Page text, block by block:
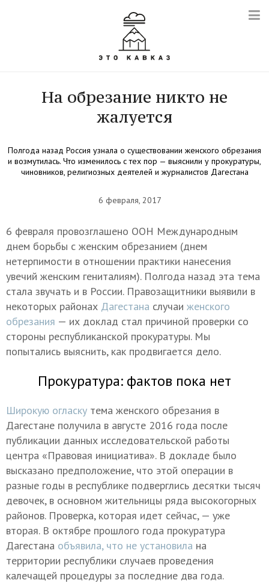
На обрезание никто не
жалуется
Полгода назад Россия узнала о существовании женского обрезания
и возмутилась. Что изменилось с тех пор — выяснили у прокуратуры,
чиновников, религиозных деятелей и журналистов Дагестана
6 февраля, 2017
6 февраля провозглашено ООН Международным
днем борьбы с женским обрезанием (днем
нетерпимости в отношении практики нанесения
увечий женским гениталиям). Полгода назад эта тема
стала звучать и в России. Правозащитники выявили в
некоторых районах Дагестана случаи женского
обрезания — их доклад стал причиной проверки со
стороны республиканской прокуратуры. Мы
попытались выяснить, как продвигается дело.
Прокуратура: фактов пока нет
Широкую огласку тема женского обрезания в
Дагестане получила в августе 2016 года после
публикации данных исследовательской работы
центра «Правовая инициатива». В докладе было
высказано предположение, что этой операции в
разные годы в республике подверглись десятки тысяч
девочек, в основном жительницы ряда высокогорных
районов. Проверка, которая идет сейчас, — уже
вторая. В октябре прошлого года прокуратура
Дагестана объявила, что не установила на
территории республики случаев проведения
калечащей процедуры за последние два года.